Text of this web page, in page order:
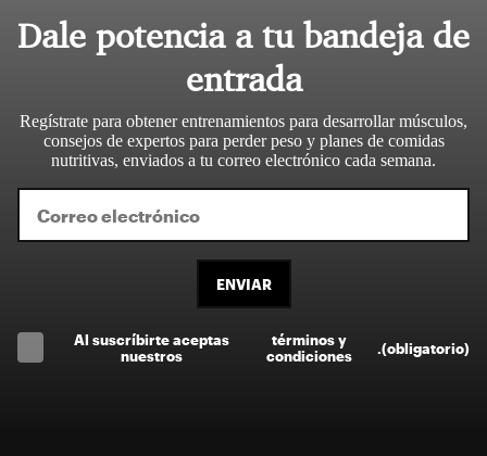
Dale potencia a tu bandeja de
entrada
Regístrate para obtener entrenamientos para desarrollar músculos,
consejos de expertos para perder peso y planes de comidas
nutritivas, enviados a tu correo electrónico cada semana.
ENVIAR
Al suscríbirte aceptas
nuestros
términos y
condiciones
(obligatorio)